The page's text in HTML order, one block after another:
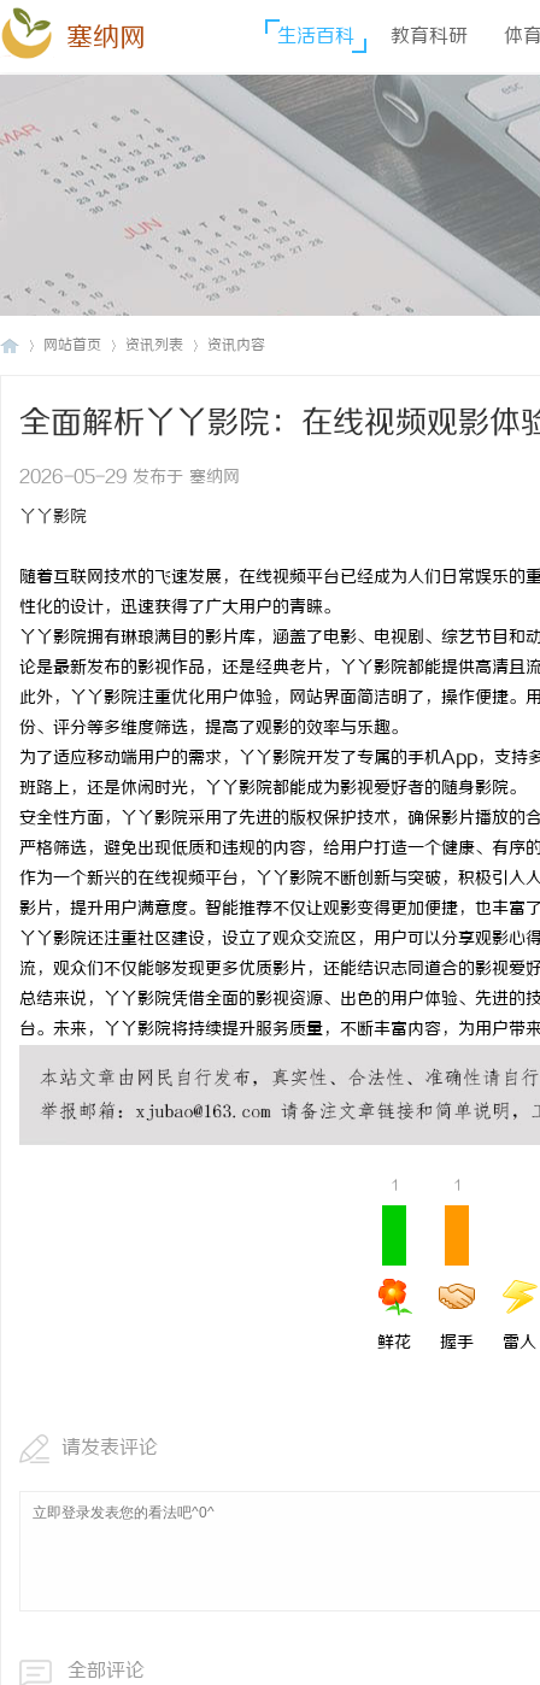
塞纳网 生活百科 教育科研 体
网站首页 资讯列表 资讯内容
全面解析丫丫影院：在线视频观影体
2026-05-29 发布于 塞纳网
丫丫影院
随着互联网技术的飞速发展，在线视频平台已经成为人们日常娱乐的
性化的设计，迅速获得了广大用户的青睐。
丫丫影院拥有琳琅满目的影片库，涵盖了电影、电视剧、综艺节目
论是最新发布的影视作品，还是经典老片，丫丫影院都能提供高清且
此外，丫丫影院注重优化用户体验，网站界面简洁明了，操作便捷
份、评分等多维度筛选，提高了观影的效率与乐趣。
为了适应移动端用户的需求，丫丫影院开发了专属的手机App，支
班路上，还是休闲时光，丫丫影院都能成为影视爱好者的随身影院。
安全性方面，丫丫影院采用了先进的版权保护技术，确保影片播放
严格筛选，避免出现低质和违规的内容，给用户打造一个健康、有序
作为一个新兴的在线视频平台，丫丫影院不断创新与突破，积极引
影片，提升用户满意度。智能推荐不仅让观影变得更加便捷，也丰富
丫丫影院还注重社区建设，设立了观众交流区，用户可以分享观影
流，观众们不仅能够发现更多优质影片，还能结识志同道合的影视爱
总结来说，丫丫影院凭借全面的影视资源、出色的用户体验、先进
台。未来，丫丫影院将持续提升服务质量，不断丰富内容，为用户带
1
鲜花
1
握手 雷人
请发表评论
全部评论
贝净 AC 国际医疗实验